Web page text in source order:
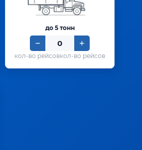
до 5 тонн
кол-во рейсов